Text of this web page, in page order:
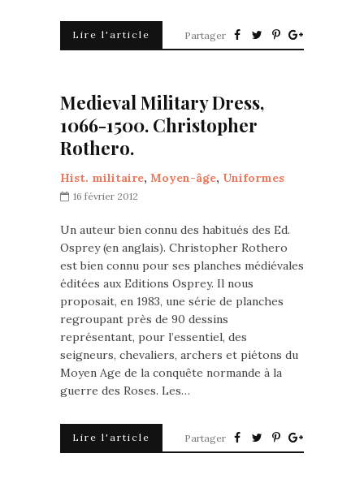
Lire l'article Partager
Medieval Military Dress,
1066-1500. Christopher
Rothero.
Hist. militaire, Moyen-âge, Uniformes
16 février 2012
Un auteur bien connu des habitués des Ed.
Osprey (en anglais). Christopher Rothero
est bien connu pour ses planches médiévales
éditées aux Editions Osprey. Il nous
proposait, en 1983, une série de planches
regroupant près de 90 dessins
représentant, pour l’essentiel, des
seigneurs, chevaliers, archers et piétons du
Moyen Age de la conquête normande à la
guerre des Roses. Les…
Lire l'article Partager